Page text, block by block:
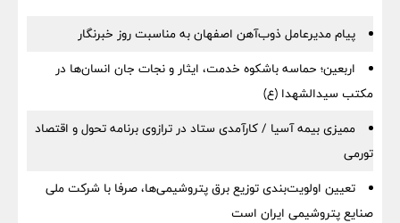
پیام مدیرعامل ذوب‌آهن اصفهان به مناسبت روز خبرنگار
اربعین؛ حماسه باشکوه خدمت، ایثار و نجات جان انسان‌ها در
مکتب سیدالشهدا (ع)
ممیزی بیمه آسیا / کارآمدی ستاد در ترازوی برنامه تحول و اقتصاد
تورمی
تعیین اولویت‌بندی توزیع برق پتروشیمی‌ها، صرفا با شرکت ملی
صنایع پتروشیمی ایران است